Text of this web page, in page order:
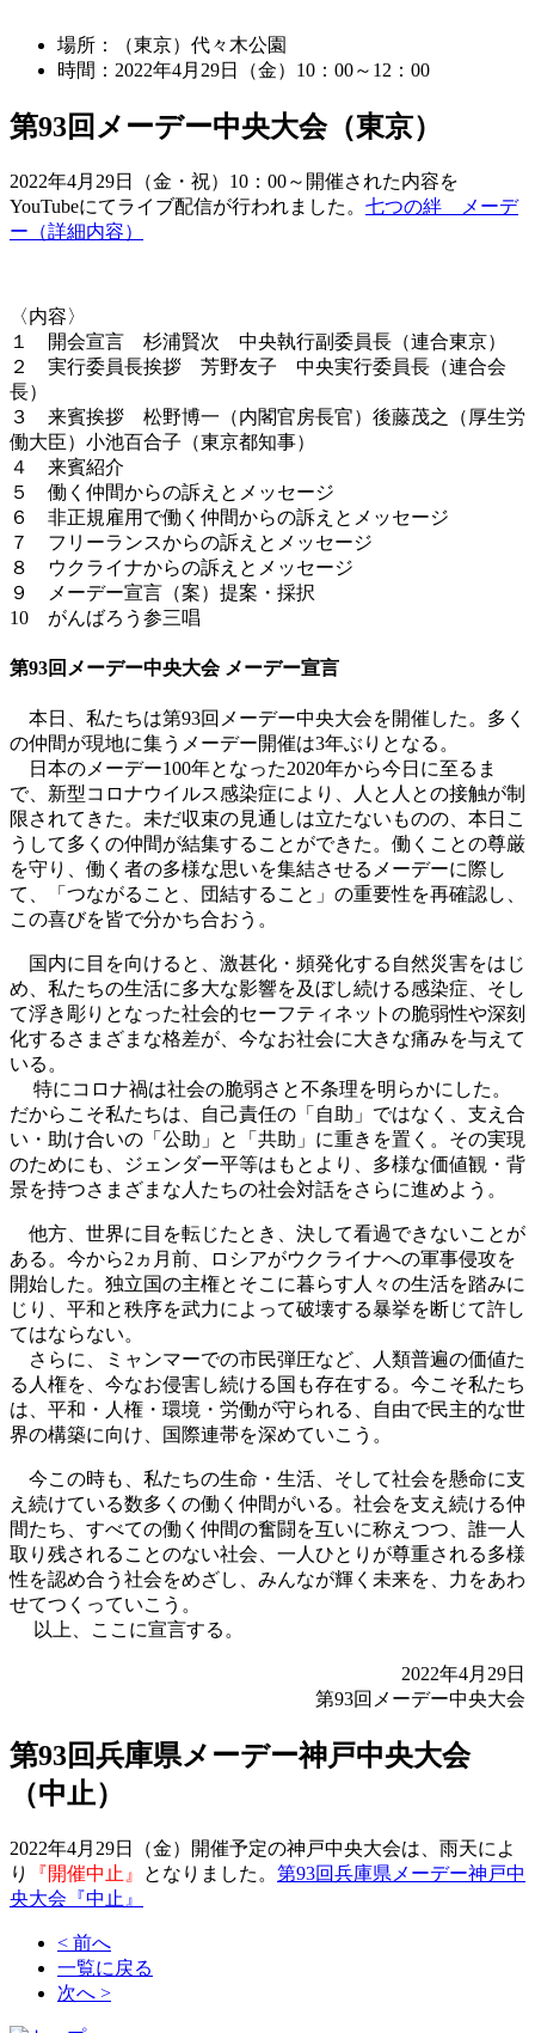
場所：（東京）代々木公園
時間：2022年4月29日（金）10：00～12：00
第93回メーデー中央大会（東京）
2022年4月29日（金・祝）10：00～開催された内容を
YouTubeにてライブ配信が行われました。 七つの絆 メーデ
ー（詳細内容）
〈内容〉
１ 開会宣言 杉浦賢次 中央執行副委員長（連合東京）
２ 実行委員長挨拶 芳野友子 中央実行委員長（連合会
長）
３ 来賓挨拶 松野博一（内閣官房長官）後藤茂之（厚生労
働大臣）小池百合子（東京都知事）
４ 来賓紹介
５ 働く仲間からの訴えとメッセージ
６ 非正規雇用で働く仲間からの訴えとメッセージ
７ フリーランスからの訴えとメッセージ
８ ウクライナからの訴えとメッセージ
９ メーデー宣言（案）提案・採択
10 がんばろう参三唱
第93回メーデー中央大会 メーデー宣言
本日、私たちは第93回メーデー中央大会を開催した。多く
の仲間が現地に集うメーデー開催は3年ぶりとなる。
日本のメーデー100年となった2020年から今日に至るま
で、新型コロナウイルス感染症により、人と人との接触が制
限されてきた。未だ収束の見通しは立たないものの、本日こ
うして多くの仲間が結集することができた。働くことの尊厳
を守り、働く者の多様な思いを集結させるメーデーに際し
て、「つながること、団結すること」の重要性を再確認し、
この喜びを皆で分かち合おう。
国内に目を向けると、激甚化・頻発化する自然災害をはじ
め、私たちの生活に多大な影響を及ぼし続ける感染症、そし
て浮き彫りとなった社会的セーフティネットの脆弱性や深刻
化するさまざまな格差が、今なお社会に大きな痛みを与えて
いる。
特にコロナ禍は社会の脆弱さと不条理を明らかにした。
だからこそ私たちは、自己責任の「自助」ではなく、支え合
い・助け合いの「公助」と「共助」に重きを置く。その実現
のためにも、ジェンダー平等はもとより、多様な価値観・背
景を持つさまざまな人たちの社会対話をさらに進めよう。
他方、世界に目を転じたとき、決して看過できないことが
ある。今から2ヵ月前、ロシアがウクライナへの軍事侵攻を
開始した。独立国の主権とそこに暮らす人々の生活を踏みに
じり、平和と秩序を武力によって破壊する暴挙を断じて許し
てはならない。
さらに、ミャンマーでの市民弾圧など、人類普遍の価値た
る人権を、今なお侵害し続ける国も存在する。今こそ私たち
は、平和・人権・環境・労働が守られる、自由で民主的な世
界の構築に向け、国際連帯を深めていこう。
今この時も、私たちの生命・生活、そして社会を懸命に支
え続けている数多くの働く仲間がいる。社会を支え続ける仲
間たち、すべての働く仲間の奮闘を互いに称えつつ、誰一人
取り残されることのない社会、一人ひとりが尊重される多様
性を認め合う社会をめざし、みんなが輝く未来を、力をあわ
せてつくっていこう。
以上、ここに宣言する。
2022年4月29日
第93回メーデー中央大会
第93回兵庫県メーデー神戸中央大会
（中止）
2022年4月29日（金）開催予定の神戸中央大会は、雨天によ
り
『開催中止』 となりました。 第93回兵庫県メーデー神戸中
央大会『中止』
< 前へ
一覧に戻る
次へ >